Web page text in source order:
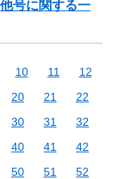
号に関する一
10 11
12
20 21
22
30 31
32
40 41
42
50 51
52